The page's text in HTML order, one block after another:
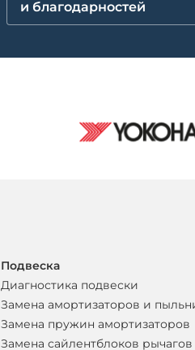
и благодарностей
Подвеска
Диагностика подвески
Замена амортизаторов и
Замена пружин амортизаторов
Замена сайлентблоков рычагов